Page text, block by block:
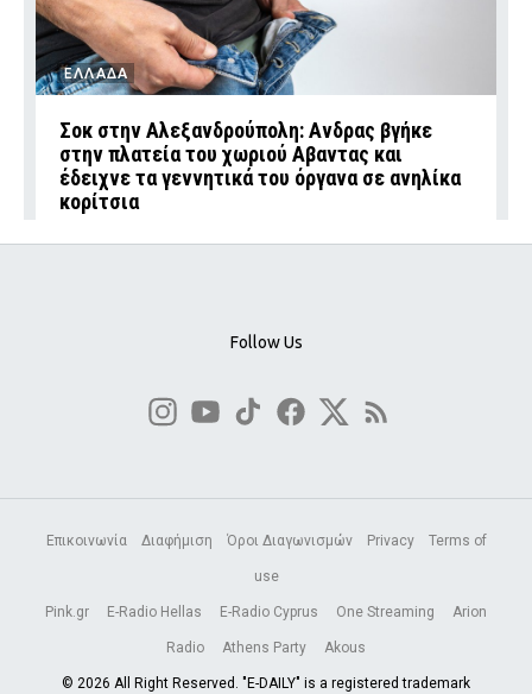
ΕΛΛΑΔΑ
Σοκ στην Αλεξανδρούπολη: Ανδρας βγήκε
στην πλατεία του χωριού Αβαντας και
έδειχνε τα γεννητικά του όργανα σε ανηλίκα
κορίτσια
Follow Us
Επικοινωνία Διαφήμιση Όροι Διαγωνισμών Privacy Terms of
use
Pink.gr E-Radio Hellas E-Radio Cyprus One Streaming Arion
Radio Athens Party Akous
© 2026 All Right Reserved. "E-DAILY" is a registered trademark